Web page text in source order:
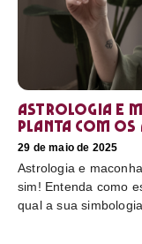
Astrologia e
planta com
29 de maio de 2025
Astrologia e
sim! Entenda como
qual a sua